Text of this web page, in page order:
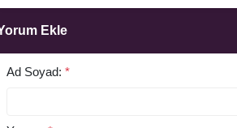
Ekle
Ad Soyad: *